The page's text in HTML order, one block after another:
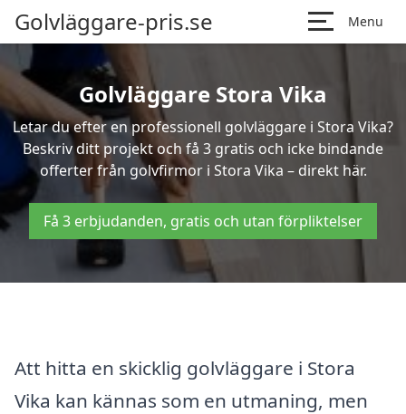
Golvläggare-pris.se Menu
Golvläggare Stora Vika
Letar du efter en professionell golvläggare i Stora Vika?
Beskriv ditt projekt och få 3 gratis och icke bindande
offerter från golvfirmor i Stora Vika – direkt här.
Få 3 erbjudanden, gratis och utan förpliktelser
Att hitta en skicklig golvläggare i Stora
Vika kan kännas som en utmaning, men